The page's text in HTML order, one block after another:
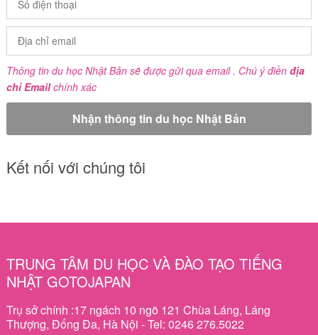
Thông tin du học Nhật Bản sẽ được gửi qua email . Chú ý điền địa
chỉ Emailchính xác
Kết nối với chúng tôi
TRUNG TÂM DU HỌC VÀ ĐÀO TẠO TIẾNG
NHẬT GOTOJAPAN
Trụ sở chính :17 ngách 10 ngõ 121 Chùa Láng, Láng
Thượng, Đống Đa, Hà Nội - Tel: 0246 276.5022